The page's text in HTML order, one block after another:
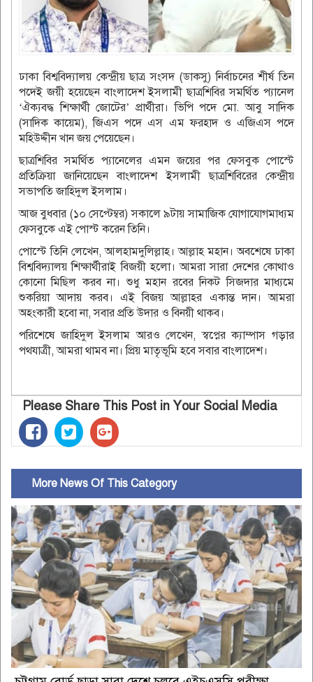
ঢাকা বিশ্ববিদ্যালয় কেন্দ্রীয় ছাত্র সংসদ (ডাকসু) নির্বাচনের শীর্ষ তিন
পদেই জয়ী হয়েছেন বাংলাদেশ ইসলামী ছাত্রশিবির সমর্থিত প্যানেল
‘ঐক্যবদ্ধ শিক্ষার্থী জোটের’ প্রার্থীরা। ভিপি পদে মো. আবু সাদিক
(সাদিক কায়েম), জিএস পদে এস এম ফরহাদ ও এজিএস পদে
মহিউদ্দীন খান জয় পেয়েছেন।
ছাত্রশিবির সমর্থিত প্যানেলের এমন জয়ের পর ফেসবুক পোস্টে
প্রতিক্রিয়া জানিয়েছেন বাংলাদেশ ইসলামী ছাত্রশিবিরের কেন্দ্রীয়
সভাপতি জাহিদুল ইসলাম।
আজ বুধবার (১০ সেপ্টেম্বর) সকালে ৯টায় সামাজিক যোগাযোগমাধ্যম
ফেসবুকে এই পোস্ট করেন তিনি।
পোস্টে তিনি লেখেন, আলহামদুলিল্লাহ। আল্লাহ মহান। অবশেষে ঢাকা
বিশ্ববিদ্যালয় শিক্ষার্থীরাই বিজয়ী হলো। আমরা সারা দেশের কোথাও
কোনো মিছিল করব না। শুধু মহান রবের নিকট সিজদার মাধ্যমে
শুকরিয়া আদায় করব। এই বিজয় আল্লাহর একান্ত দান। আমরা
অহংকারী হবো না, সবার প্রতি উদার ও বিনয়ী থাকব।
পরিশেষে জাহিদুল ইসলাম আরও লেখেন, স্বপ্নের ক্যাম্পাস গড়ার
পথযাত্রী, আমরা থামব না। প্রিয় মাতৃভূমি হবে সবার বাংলাদেশ।
Please Share This Post in Your Social Media
More News Of This Category